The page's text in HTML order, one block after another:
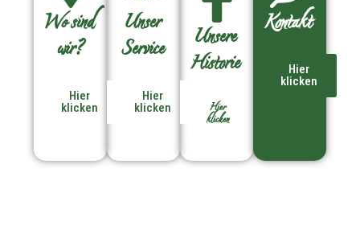
Wo sind
wir?
Hier
klicken
Unser
Service
Hier
klicken
Unsere
Historie
Hier
klicken
Kontakt
Hier
klicken